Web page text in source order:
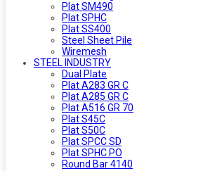
Plat SM490
Plat SPHC
Plat SS400
Steel Sheet Pile
Wiremesh
STEEL INDUSTRY
Dual Plate
Plat A283 GR C
Plat A285 GR C
Plat A516 GR 70
Plat S45C
Plat S50C
Plat SPCC SD
Plat SPHC PO
Round Bar 4140